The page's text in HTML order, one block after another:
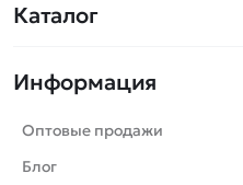
Каталог
Машинки
Танки
Вертолеты
Информация
Оптовые продажи
Блог